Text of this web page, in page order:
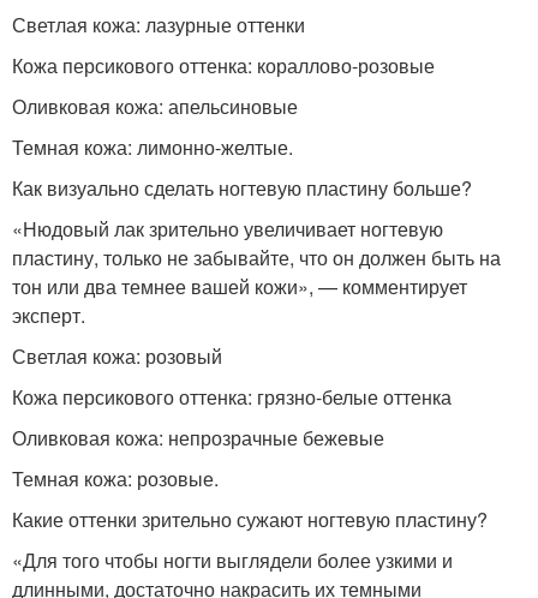
Светлая кожа: лазурные оттенки
Кожа персикового оттенка: кораллово-розовые
Оливковая кожа: апельсиновые
Темная кожа: лимонно-желтые.
Как визуально сделать ногтевую пластину больше?
«Нюдовый лак зрительно увеличивает ногтевую
пластину, только не забывайте, что он должен быть на
тон или два темнее вашей кожи», — комментирует
эксперт.
Светлая кожа: розовый
Кожа персикового оттенка: грязно-белые оттенка
Оливковая кожа: непрозрачные бежевые
Темная кожа: розовые.
Какие оттенки зрительно сужают ногтевую пластину?
«Для того чтобы ногти выглядели более узкими и
длинными, достаточно накрасить их темными